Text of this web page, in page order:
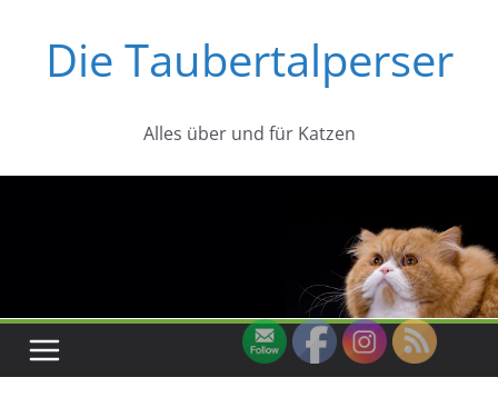
springenDie Taubertalperser
Alles über und für Katzen